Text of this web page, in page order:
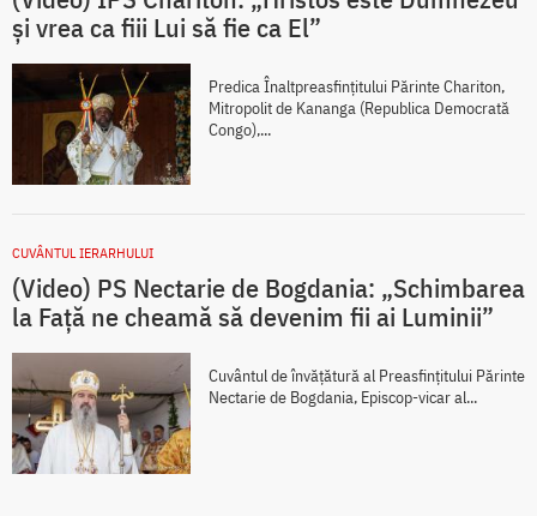
și vrea ca fiii Lui să fie ca El”
Predica Înaltpreasfințitului Părinte Chariton,
Mitropolit de Kananga (Republica Democrată
Congo),...
CUVÂNTUL IERARHULUI
(Video) PS Nectarie de Bogdania: „Schimbarea
la Față ne cheamă să devenim fii ai Luminii”
Cuvântul de învățătură al Preasfințitului Părinte
Nectarie de Bogdania, Episcop-vicar al...